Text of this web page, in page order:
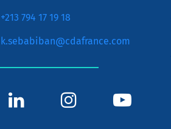
+213 794 17 19 18
k.sebabiban@cdafrance.com